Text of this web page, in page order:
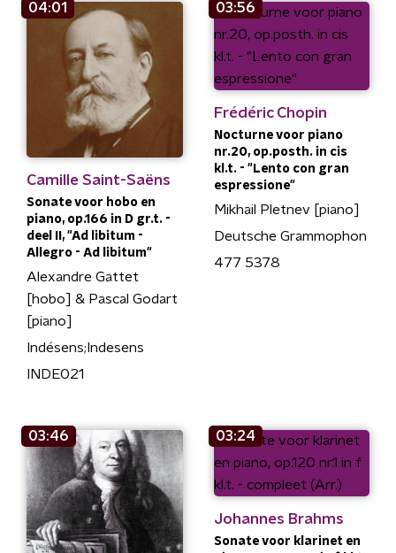
04:01
Camille Saint-Saëns
Sonate voor hobo en
piano, op.166 in D gr.t. -
deel II, "Ad libitum -
Allegro - Ad libitum"
Alexandre Gattet
[hobo] & Pascal Godart
[piano]
Indésens;Indesens
INDE021
03:56
Frédéric Chopin
Nocturne voor piano
nr.20, op.posth. in cis
kl.t. - "Lento con gran
espressione"
Mikhail Pletnev [piano]
Deutsche Grammophon
477 5378
03:46 03:24
Johannes Brahms
Sonate voor klarinet en